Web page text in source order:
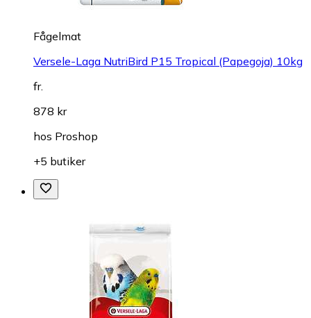
Fågelmat
Versele-Laga NutriBird P15 Tropical (Papegoja) 10kg
fr.
878 kr
hos Proshop
+5 butiker